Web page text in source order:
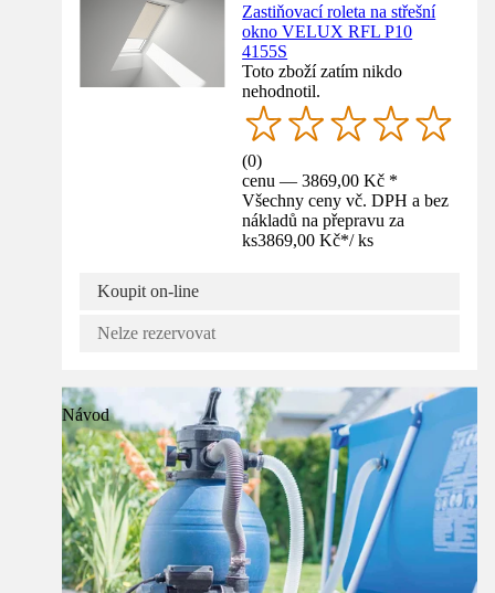
Zastiňovací roleta na střešní
okno VELUX RFL P10
4155S
Toto zboží zatím nikdo
nehodnotil.
(0)
cenu — 3869,00 Kč *
Všechny ceny vč. DPH a bez
nákladů na přepravu za
ks3869,00 Kč*/ ks
Koupit on-line
Nelze rezervovat
Návod